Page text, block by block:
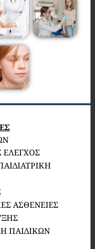
ΕΛΕΓΧΟΣ
ΑΣΘΕΝΕΙΕΣ
ΠΑΙΔΙΚΩΝ